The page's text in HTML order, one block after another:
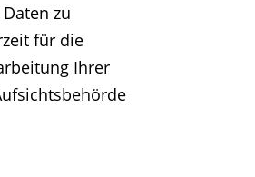
zu
für die
Ihrer